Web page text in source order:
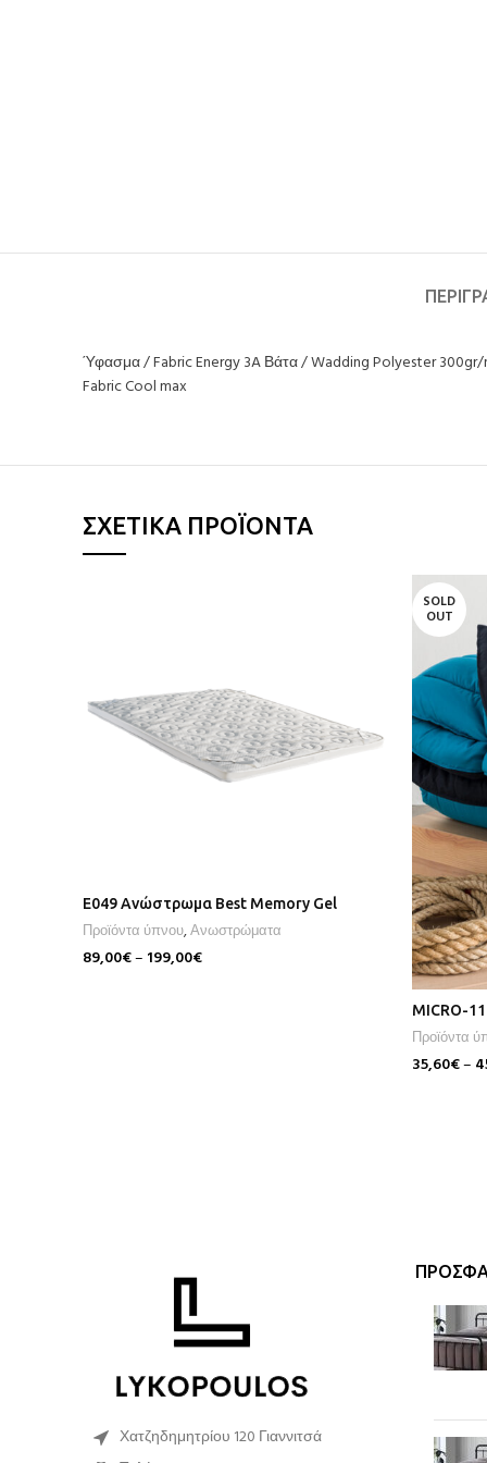
Ύφασμα / Fabric Energy 3A Βάτα / Wadding Polyester
Fabric Cool max
ΣΧΕΤΙΚΆ ΠΡΟΪΌΝΤΑ
E049 Ανώστρωμα Best Memory Gel
Προϊόντα ύπνου,Ανωστρώματα
89,00€– 199,00€
SOLD
OUT
MICRO-
Προϊόντα
35,60€–
Χατζηδημητρίου 120 Γιαννιτσά